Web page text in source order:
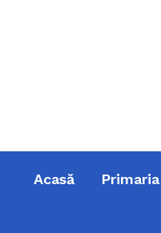
Acasă Primaria